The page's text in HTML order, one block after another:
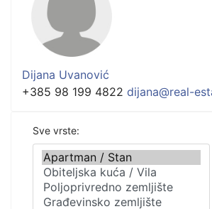
Dijana Uvanović
+385 98 199 4822 dijana@real-
Sve vrste: